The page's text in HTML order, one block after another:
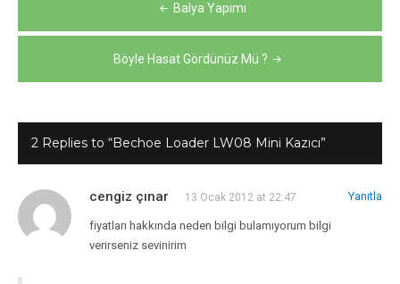
gezinmesi
Balya Yapımı
Böyle Hasat Gördünüz Mü ?
2 Replies to “Bechoe Loader LW08 Mini Kazıcı”
cengiz çınar 13 Ocak 2012 at 22:47 Yanıtla
fiyatları hakkında neden bilgi bulamıyorum bilgi
verirseniz sevinirim